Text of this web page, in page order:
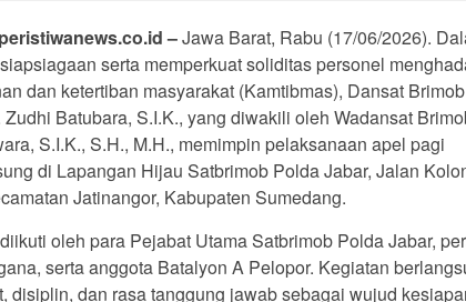
–Jawa Barat, Rabu (17/06/2026).
serta memperkuat soliditas personel
dan ketertiban masyarakat (Kamtibmas), Dansat
Batubara, S.I.K., yang diwakili oleh Wadansat
S.I.K., S.H., M.H., memimpin pelaksanaan apel pagi
di Lapangan Hijau Satbrimob Polda Jabar, Jalan
Jatinangor, Kabupaten Sumedang.
oleh para Pejabat Utama Satbrimob Polda Jabar,
serta anggota Batalyon A Pelopor. Kegiatan
disiplin, dan rasa tanggung jawab sebagai wujud